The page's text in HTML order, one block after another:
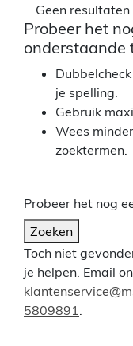
Geen
Probeer het
onderstaande
je spelling.
Gebruik
Wees
zoektermen.
Probeer het nog
Zoeken
Toch niet
je helpen. Email
5809891